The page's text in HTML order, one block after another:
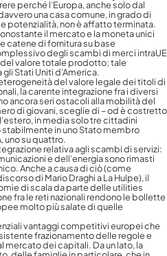
perché l’Europa, anche solo dal
una casa comune, in grado di
potenzialità, non è affatto terminata.
il mercato e la moneta unici
catene di fornitura su base
degli scambi di merci intraUE
valore totale prodotto; tale
Stati Uniti d’America.
del valore legale dei titoli di
la carente integrazione fra i diversi
ancora seri ostacoli alla mobilità del
di giovani, sceglie di – od è costretto
in media solo tre cittadini
in uno Stato membro
uno su quattro.
relativa agli scambi di servizi:
e dell’energia sono rimasti
Anche a causa di ciò (come
di Mario Draghi a La Hulpe), il
di scala da parte delle utilities
fra le reti nazionali rendono le bollette
molto più salate di quelle
vantaggi competitivi europei che
frazionamento delle regole e
dei capitali. Da un lato, la